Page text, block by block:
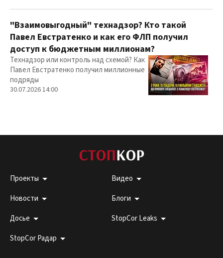
"Взаимовыгодный" технадзор? Кто такой
Павел Евстратенко и как его ФЛП получил
доступ к бюджетным миллионам?
Технадзор или контроль над схемой? Как
Павел Евстратенко получил миллионные
подряды
30.07.2026 14:00
Проекты
Видео
Новости
Блоги
Досье
StopCor Leaks
StopCor Радар